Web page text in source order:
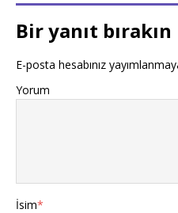
Bir yanıt bırakın
E-posta hesabınız
Yorum
İsim*